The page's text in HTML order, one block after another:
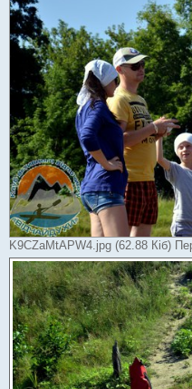
K9CZaMtAPW4.jpg (62.88 Кіб)